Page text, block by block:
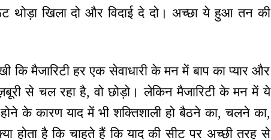
थोड़ा खिला दो और विदाई दे दो। अच्छा ये हुआ तन की
मैजारिटी हर एक सेवाधारी के मन में बाप का प्यार और
से चल रहा है, वो छोड़ो। लेकिन मैजारिटी के मन में ये
के कारण याद में भी शक्तिशाली हो बैठने का, चलने का,
है कि चाहते हैं कि याद की सीट पर अच्छी तरह से